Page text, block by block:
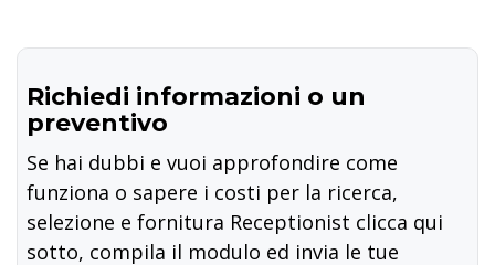
Richiedi informazioni o un
preventivo
Se hai dubbi e vuoi approfondire come
funziona o sapere i costi per la ricerca,
selezione e fornitura Receptionist clicca qui
sotto, compila il modulo ed invia le tue